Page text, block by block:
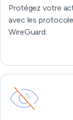
Protégez votre
avec les
WireGuard.